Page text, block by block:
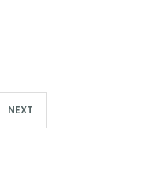
NEXT